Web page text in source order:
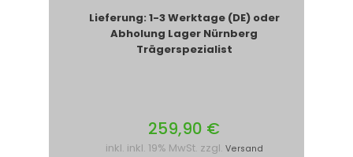
Lieferung: 1-3 Werktage (DE) oder
Abholung Lager Nürnberg
Trägerspezialist
259,90 €
inkl. inkl. 19% MwSt. zzgl. Versand